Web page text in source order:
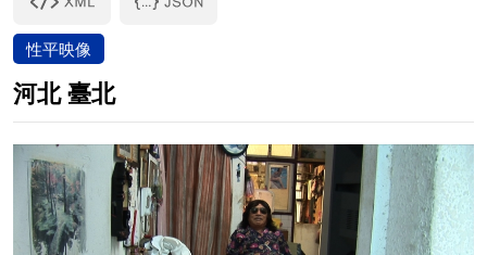
性平映像
河北 臺北